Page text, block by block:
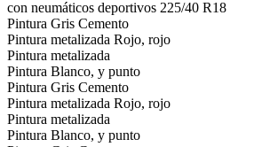
con neumáticos deportivos 225/40 R18
Pintura Gris Cemento
Pintura metalizada Rojo, rojo
Pintura metalizada
Pintura Blanco, y punto
Pintura Gris Cemento
Pintura metalizada Rojo, rojo
Pintura metalizada
Pintura Blanco, y punto